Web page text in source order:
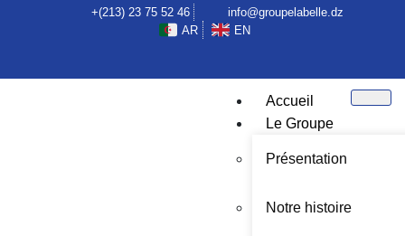
+(213) 23 75 52 46
info@groupelabelle.dz
AR
EN
Accueil
Le Groupe
Présentation
Notre histoire